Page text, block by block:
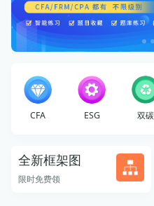
CFA ESG 双碳
全新框架图
限时免费领